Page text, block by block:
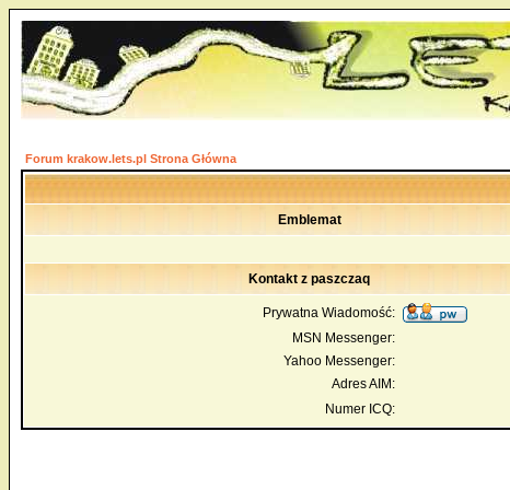
Forum krakow.lets.pl Strona Główna
Emblemat
Kontakt z paszczaq
Prywatna Wiadomość:
MSN Messenger:
Yahoo Messenger:
Adres AIM:
Numer ICQ: